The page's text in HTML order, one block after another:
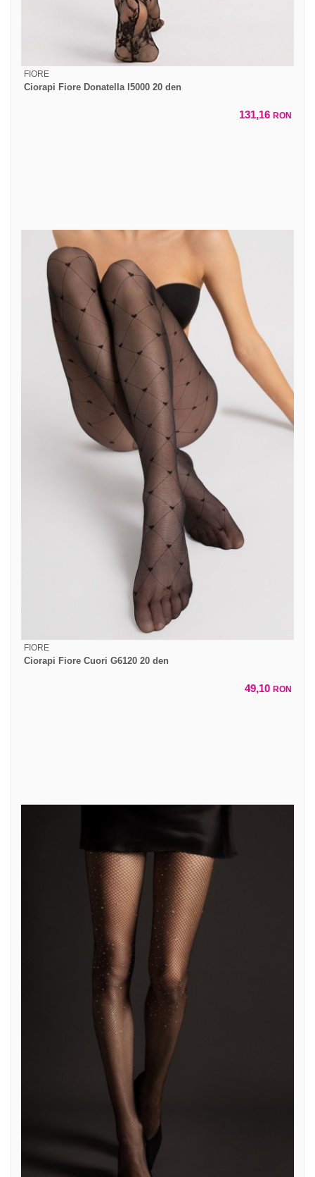
FIORE
Ciorapi Fiore Donatella I5000 20 den
131,16 RON
FIORE
Ciorapi Fiore Cuori G6120 20 den
49,10 RON